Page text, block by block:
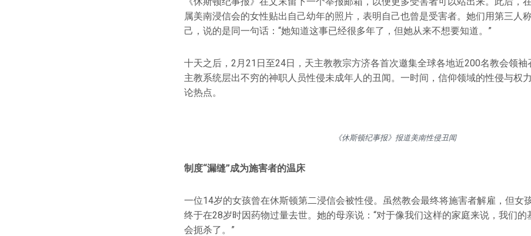
属美南浸信会的女性贴出自己幼年的照片，表明自己也曾是受害者。她们用第三人
己，说的是同一句话：“她知道这事已经很多年了，但她从来不想要知道。”
十天之后，2月21日至24日，天主教教宗方济各首次邀集全球各地近200名教会领袖
主教系统层出不穷的神职人员性侵未成年人的丑闻。一时间，信仰领域的性侵与权
论热点。
《休斯顿纪事报》报道美南性侵丑闻
制度“漏缝”成为施害者的温床
一位14岁的女孩曾在休斯顿第二浸信会被性侵。虽然教会最终将施害者解雇，但女
终于在28岁时因药物过量去世。她的母亲说：“对于像我们这样的家庭来说，我们的
会扼杀了。”